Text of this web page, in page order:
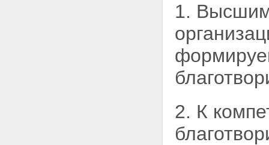
1. Высшим
2. К